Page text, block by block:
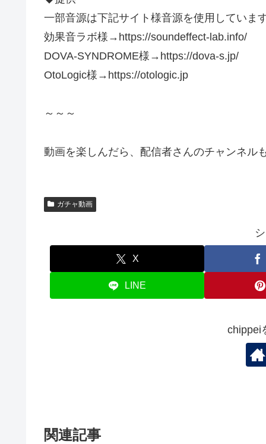
一部音源は下記サイト様音源を使用していま
効果音ラボ様→https://soundeffect-lab.info/
DOVA-SYNDROME様→https://dova-s.jp/
OtoLogic様→https://otologic.jp
～～～
動画を楽しんだら、配信者さんのチャンネル
ガチャ動画
X
LINE
chippei
関連記事